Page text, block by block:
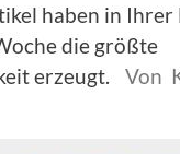
haben in Ihrer
die größte
erzeugt.
Von